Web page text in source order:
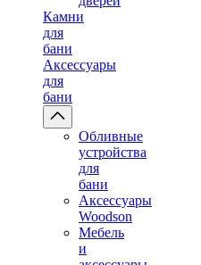
Камни
для
бани
Аксессуары
для
бани
Обливные
устройства
для
бани
Аксессуары
Woodson
Мебель
и